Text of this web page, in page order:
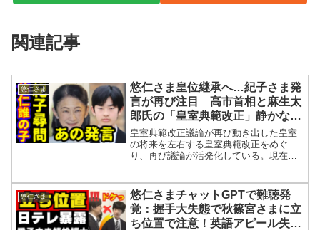
関連記事
悠仁さま
悠仁さま皇位継承へ…紀子さま発
言が再び注目 高市首相と麻生太
郎氏の「皇室典範改正」静かな攻
防 女性天皇・女系天皇支持が圧
倒的多数の現実
皇室典範改正議論が再び動き出した皇室
の将来を左右する皇室典範改正をめぐ
り、再び議論が活発化している。現在の
る案* 旧宮家の男系男子を養子として皇
族に迎える案が主な論...
悠仁さま
悠仁さまチャットGPTで難聴発
覚：握手大失態で秋篠宮さまに立
ち位置で注意！英語アピール失敗